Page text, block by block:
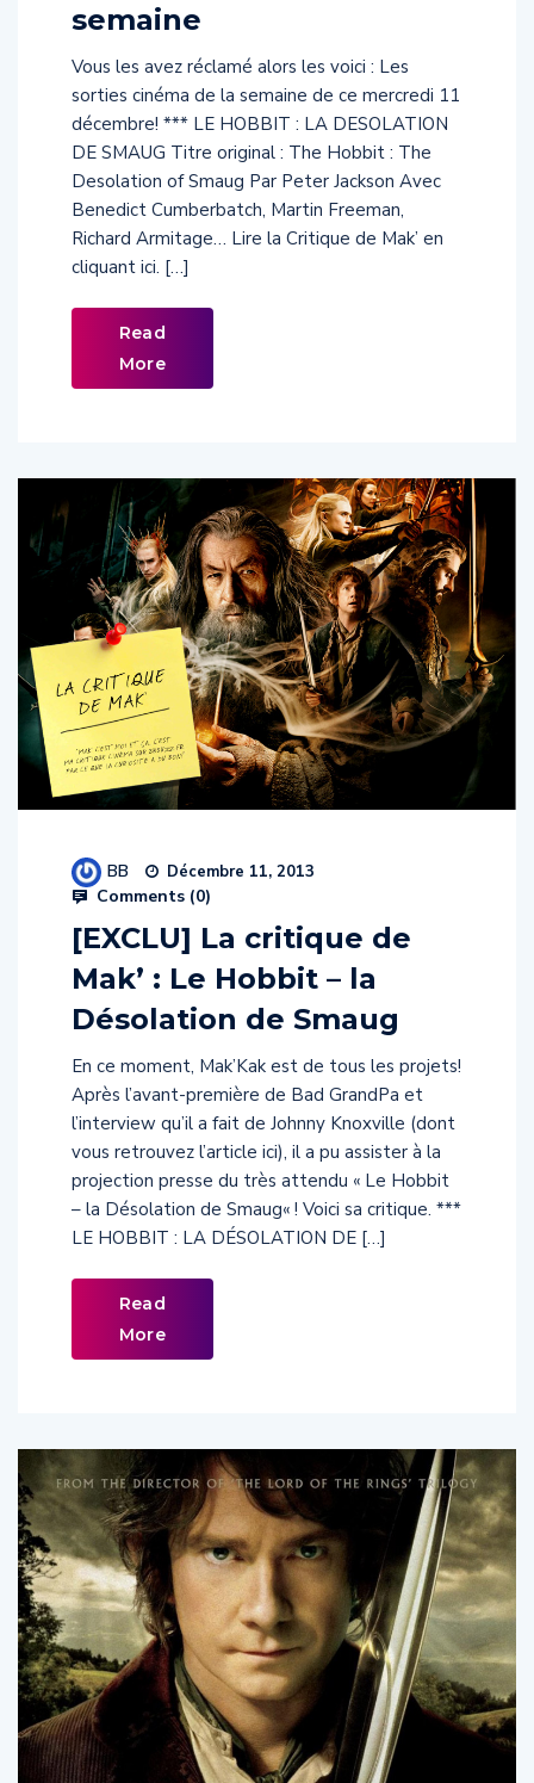
semaine
Vous les avez réclamé alors les voici : Les
sorties cinéma de la semaine de ce mercredi 11
décembre! *** LE HOBBIT : LA DESOLATION
DE SMAUG Titre original : The Hobbit : The
Desolation of Smaug Par Peter Jackson Avec
Benedict Cumberbatch, Martin Freeman,
Richard Armitage… Lire la Critique de Mak’ en
cliquant ici. […]
Read
More
BB Décembre 11, 2013
Comments (0)
[EXCLU] La critique de
Mak’ : Le Hobbit – la
Désolation de Smaug
En ce moment, Mak’Kak est de tous les projets!
Après l’avant-première de Bad GrandPa et
l’interview qu’il a fait de Johnny Knoxville (dont
vous retrouvez l’article ici), il a pu assister à la
projection presse du très attendu « Le Hobbit
– la Désolation de Smaug« ! Voici sa critique. ***
LE HOBBIT : LA DÉSOLATION DE […]
Read
More